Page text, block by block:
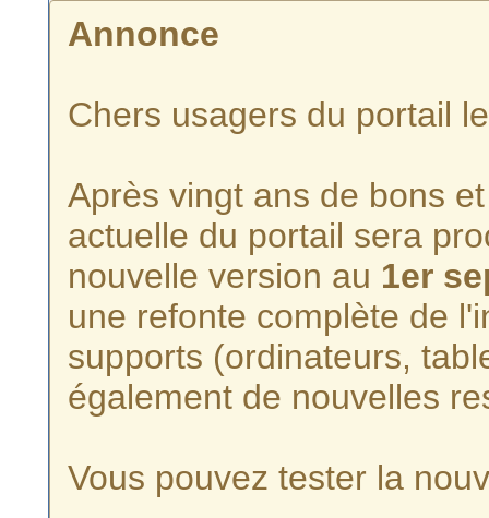
Annonce
Chers usagers du portail
Après vingt ans de bons
actuelle du portail sera
nouvelle version au 1er
une refonte complète de
supports (ordinateurs,
également de nouvelles
Vous pouvez tester la